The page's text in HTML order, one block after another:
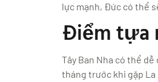
lực mạnh, Đức có thể
Điểm tựa
Tây Ban Nha có thể
tháng trước khi gặp La